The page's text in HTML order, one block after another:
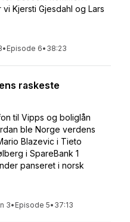
Kjersti Gjesdahl og Lars
• Episode 6• 38:23
raskeste
til Vipps og boliglån
ble Norge verdens
Blazevic i Tieto
i SpareBank 1
panseret i norsk
3• Episode 5• 37:13